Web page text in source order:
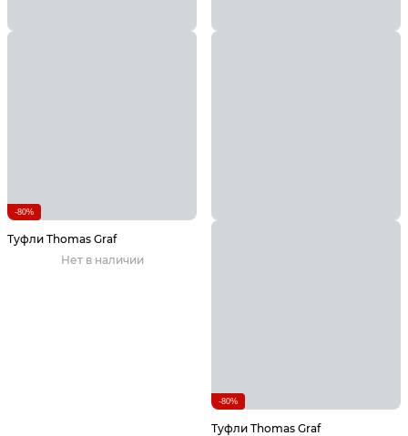
-80%
Туфли Thomas Graf
Нет в наличии
-80%
Туфли Thomas Graf